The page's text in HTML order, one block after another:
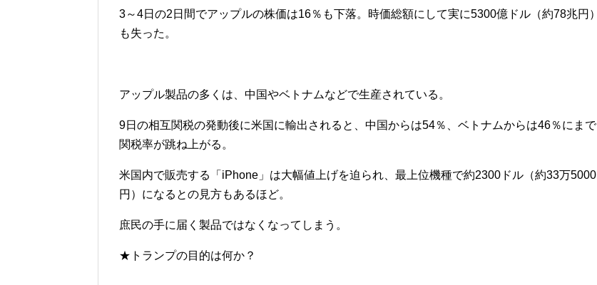
3～4日の2日間でアップルの株価は16％も下落。時価総額にして実に5300億ドル（約78兆円）
も失った。
アップル製品の多くは、中国やベトナムなどで生産されている。
9日の相互関税の発動後に米国に輸出されると、中国からは54％、ベトナムからは46％にまで
関税率が跳ね上がる。
米国内で販売する「iPhone」は大幅値上げを迫られ、最上位機種で約2300ドル（約33万5000
円）になるとの見方もあるほど。
庶民の手に届く製品ではなくなってしまう。
★トランプの目的は何か？